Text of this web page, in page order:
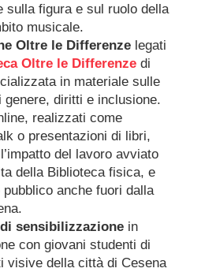
sulla figura e sul ruolo della
musicale.
Oltre le Differenze legati
Oltre le Differenze di
in materiale sulle
genere, diritti e inclusione.
realizzati come
o presentazioni di libri,
del lavoro avviato
della Biblioteca fisica, e
anche fuori dalla
sensibilizzazione in
con giovani studenti di
visive della città di Cesena